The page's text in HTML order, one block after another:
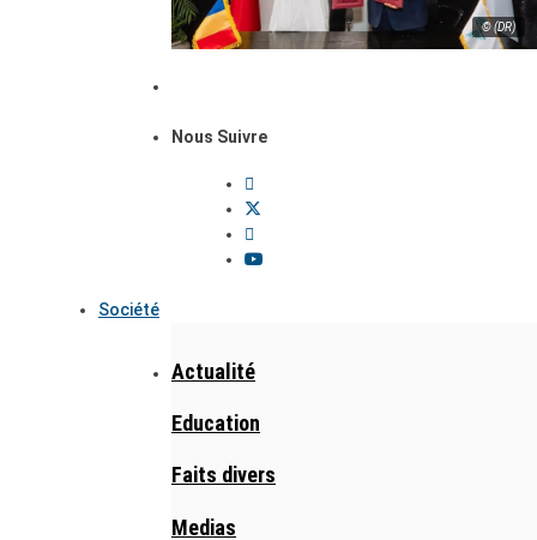
© (DR)
Nous Suivre
Société
Actualité
Education
Faits divers
Medias